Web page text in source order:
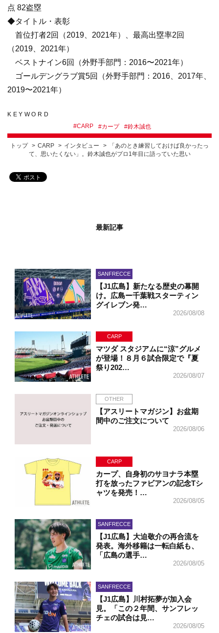
点 82盗塁
◆タイトル・表彰
首位打者2回（2019、2021年）、最高出塁率2回
（2019、2021年）
ベストナイン6回（外野手部門：2016〜2021年）
ゴールデングラブ賞5回（外野手部門：2016、2017年、
2019〜2021年）
KEYWORD
#CARP #カープ #鈴木誠也
トップ CARP インタビュー
「あのとき練習しておけば良かったっ
て、思いたくない」。鈴木誠也がプロ1年目に語っていた思い
最新記事
SANFRECCE
【J1広島】新たなる歴史の幕開
け。広島ー千葉戦スターティン
グイレブン発…
2026/08/08
CARP
マツダ スタジアムに“涼”グルメ
が登場！８月６試合限定で『夏
祭り202…
2026/08/07
OTHER
【アスリートマガジン】お盆期
間中のご注文について
2026/08/06
CARP
カープ、自身初のサヨナラ本塁
打を放ったファビアンの記念Tシ
ャツを発売！…
2026/08/05
SANFRECCE
【J1広島】大迫敬介の再合流を
発表。海外移籍は一転白紙も、
「広島の選手…
2026/08/05
SANFRECCE
【J1広島】川村拓夢が加入会
見。「この２年間、サンフレッ
チェの試合は見…
2026/08/05